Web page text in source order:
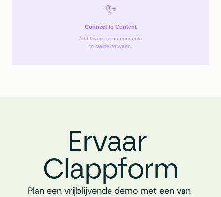
✨
Connect to Content
Add layers or components
to swipe between.
Ervaar
Clappform
Plan een vrijblijvende demo met een van